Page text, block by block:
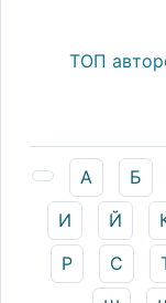
ТОП
А Б
И
Й
Р
С